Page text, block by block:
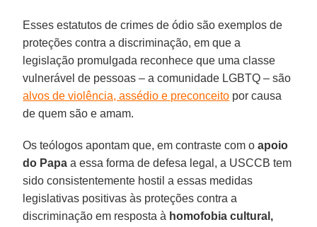
Esses estatutos de crimes de ódio são exemplos de
proteções contra a discriminação, em que a
legislação promulgada reconhece que uma classe
vulnerável de pessoas – a comunidade LGBTQ – são
alvos de violência, assédio e preconceito por causa
de quem são e amam.
Os teólogos apontam que, em contraste com oapoio
do Papa a essa forma de defesa legal, a USCCB tem
sido consistentemente hostil a essas medidas
legislativas positivas às proteções contra a
discriminação em resposta à homofobia cultural,